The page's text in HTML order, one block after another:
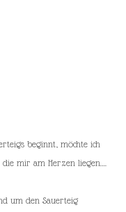
beginnt, möchte ich
mir am Herzen liegen….
um den Sauerteig